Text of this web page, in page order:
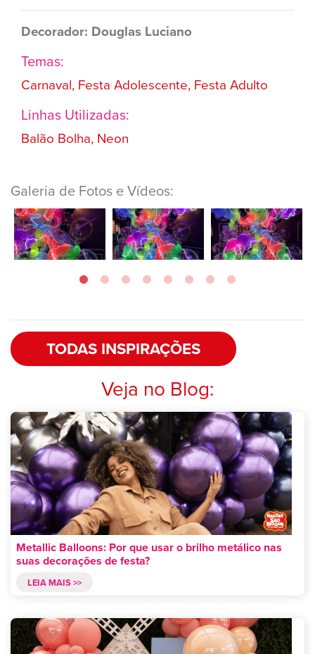
Decorador: Douglas Luciano
Temas:
Carnaval, Festa Adolescente, Festa Adulto
Linhas Utilizadas:
Balão Bolha, Neon
Galeria de Fotos e Vídeos:
TODAS INSPIRAÇÕES
Veja no Blog:
Metallic Balloons: Por que usar o brilho metálico nas
suas decorações de festa?
LEIA MAIS >>